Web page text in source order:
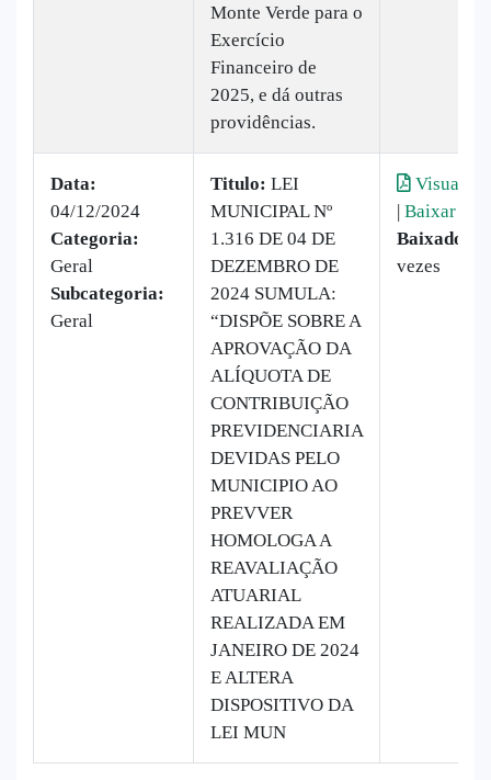
Monte Verde para o
Exercício
Financeiro de
2025, e dá outras
providências.
Data:
04/12/2024
Categoria:
Geral
Subcategoria:
Geral
Titulo: LEI
MUNICIPAL Nº
1.316 DE 04 DE
DEZEMBRO DE
2024 SUMULA:
“DISPÕE SOBRE A
APROVAÇÃO DA
ALÍQUOTA DE
CONTRIBUIÇÃO
PREVIDENCIARIA
DEVIDAS PELO
MUNICIPIO AO
PREVVER
HOMOLOGA A
REAVALIAÇÃO
ATUARIAL
REALIZADA EM
JANEIRO DE 2024
E ALTERA
DISPOSITIVO DA
LEI MUN
| Baixar
Baixado:
vezes